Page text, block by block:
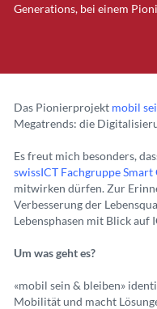
Generations, bei einem
Das Pionierprojekt mobil
Megatrends: die
Es freut mich besonders,
swissICT Fachgruppe
mitwirken dürfen. Zur
Verbesserung der
Lebensphasen mit Blick auf
Um was geht es?
«mobil sein & bleiben»
Mobilität und macht